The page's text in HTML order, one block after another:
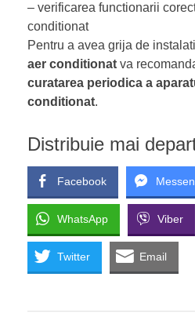
– verificarea functionarii
conditionat
Pentru a avea grija de
aer conditionat va
curatarea periodica a
conditionat.
Distribuie mai
Facebook
WhatsApp Viber
Twitter Email